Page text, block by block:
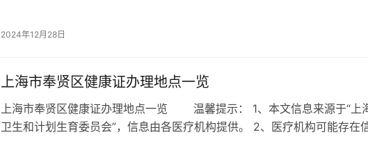
2024年12月28日
上海市奉贤区健康证办理地点一览
上海市奉贤区健康证办理地点一览 温馨提示： 1、本文信息来源于“上
卫生和计划生育委员会”，信息由各医疗机构提供。 2、医疗机构可能存在